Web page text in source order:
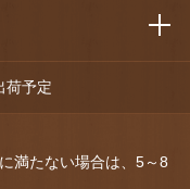
荷予定
満たない場合は、5～8